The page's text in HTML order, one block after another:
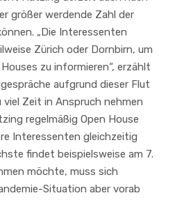
größer werdende Zahl der
„Die Interessenten
Zürich oder Dornbirn, um
zu informieren“, erzählt
aufgrund dieser Flut
Zeit in Anspruch nehmen
regelmäßig Open House
Interessenten gleichzeitig
findet beispielsweise am 7.
möchte, muss sich
Situation aber vorab